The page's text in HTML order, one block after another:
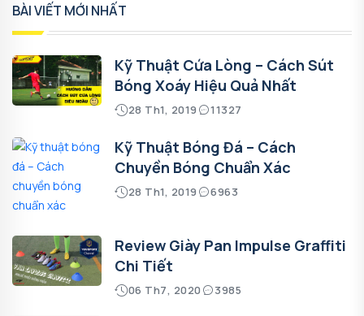
BÀI VIẾT MỚI NHẤT
Kỹ Thuật Cứa Lòng – Cách Sút
Bóng Xoáy Hiệu Quả Nhất
28 Th1, 2019 11327
Kỹ Thuật Bóng Đá – Cách
Chuyền Bóng Chuẩn Xác
28 Th1, 2019 6963
Review Giày Pan Impulse Graffiti
Chi Tiết
06 Th7, 2020 3985